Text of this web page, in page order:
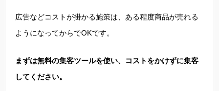
広告などコストが掛かる施策は、ある程度商品が売れる
ようになってからでOKです。
まずは無料の集客ツールを使い、コストをかけずに集客
してください。